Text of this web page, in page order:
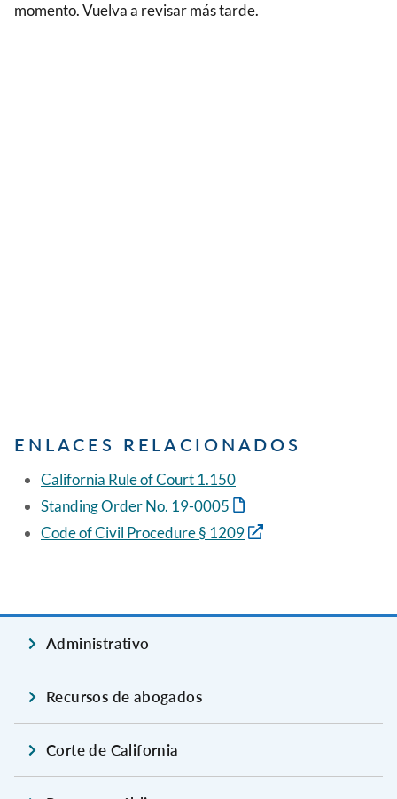
momento. Vuelva a revisar más tarde.
ENLACES RELACIONADOS
California Rule of Court 1.150
Standing Order No. 19-0005
Code of Civil Procedure § 1209
Administrativo
Recursos de abogados
Corte de California